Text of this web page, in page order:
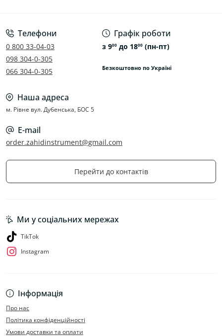
Телефони
0 800 33-04-03
098 304-0-305
066 304-0-305
Графік роботи
з 900до 1800(пн-пт)
Безкоштовно по Україні
Наша адреса
м. Рівне вул. Дубенська, БОС 5
E-mail
order.zahidinstrument@gmail.com
Перейти до контактів
Інформація
Про нас
Політика конфіденційності
Умови доставки та оплати
Ми у соціальних мережах
TikTok
Instagram